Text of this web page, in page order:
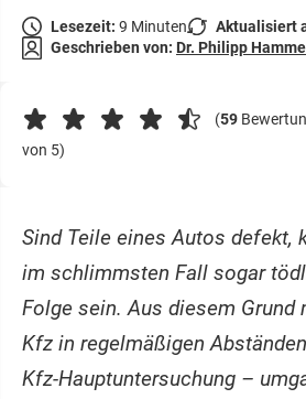
Lesezeit: 9 Minuten Aktualisiert
Geschrieben von: Dr. Philipp
(59
von 5)
Sind Teile eines Autos defekt,
im schlimmsten Fall sogar
Folge sein. Aus diesem
Kfz in regelmäßigen
Kfz-Hauptuntersuchung –